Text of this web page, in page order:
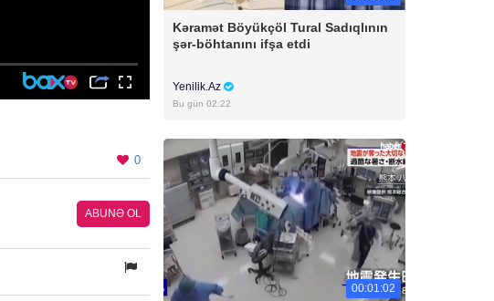
0
ABUNƏ OL
Kəramət Böyükçöl Tural Sadıqlının
şər-böhtanını ifşa etdi
Yenilik.Az
Bu gün 02:22
00:01:02